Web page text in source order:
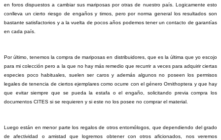
en foros dispuestos a cambiar sus mariposas por otras de nuestro país. Logicamente esto
conlleva un cierto riesgo de engaños y timos, pero por norma general los resultados son
bastante satisfactorios y a la vuelta de pocos años podemos tener un contacto de garantías
en cada país.
Por último, tenemos la compra de mariposas en distribuidores, que es la última que yo escojo
para mi colección pero a la que no hay más remedio que recurrir a veces para adquirir ciertas
especies poco habituales, suelen ser caros y además algunos no poseen los permisos
legales de tenencia de ciertos ejemplares como ocurre con el género Ornithoptera y que hay
que evitar siempre que se pueda la estafa o el engaño, solicitando previa compra los
documentos CITES si se requieren y si este no los posee no comprar el material.
Luego están en menor parte los regalos de otros entomólogos, que dependiendo del grado
de afectividad o amistad que logremos obtener con otros aficionados, nos veremos